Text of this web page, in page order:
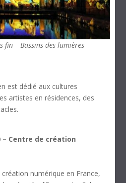
fin – Bassins des lumières
est dédié aux cultures
artistes en résidences, des
– Centre de création
numérique en France,